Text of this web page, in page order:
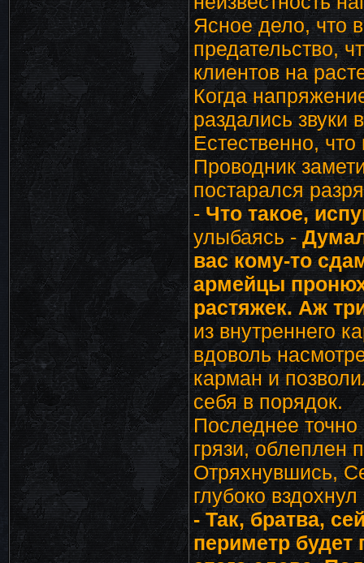
Ясное дело, что
предательство,
клиентов на
Когда
раздались звуки
Естественно, что
Проводник
постарался
- Что такое,
улыбаясь -
вас кому-то
армейцы
растяжек. Аж
из внутреннего
вдоволь
карман и
себя в порядок.
Последнее
грязи, облеплен
Отряхнувшись,
глубоко
- Так, братва,
периметр